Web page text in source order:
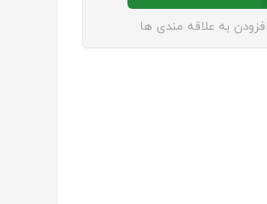
افزودن به علاقه مندی ها